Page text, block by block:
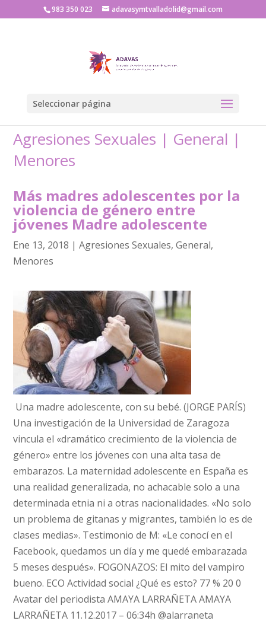
983 350 023 adavasymtvalladolid@gmail.com
Seleccionar página
Agresiones Sexuales | General |
Menores
Más madres adolescentes por la
violencia de género entre
jóvenes Madre adolescente
Ene 13, 2018 |Agresiones Sexuales,General,
Menores
Una madre adolescente, con su bebé. (JORGE PARÍS)
Una investigación de la Universidad de Zaragoza
vincula el «dramático crecimiento de la violencia de
género» entre los jóvenes con una alta tasa de
embarazos. La maternidad adolescente en España es
una realidad generalizada, no achacable solo a una
determinada etnia ni a otras nacionalidades. «No solo
un problema de gitanas y migrantes, también lo es de
clases medias». Testimonio de M: «Le conocí en el
Facebook, quedamos un día y me quedé embarazada
5 meses después». FOGONAZOS: El mito del vampiro
bueno. ECO Actividad social ¿Qué es esto? 77 % 20 0
Avatar del periodista AMAYA LARRAÑETA AMAYA
LARRAÑETA 11.12.2017 – 06:34h @alarraneta